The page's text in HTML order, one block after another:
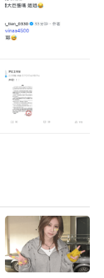
夫了得，娜
不凡。这是
个全新的挑
的英勇与果
戏。在拍摄
这一挑战，
的她在短短
甚至还能完